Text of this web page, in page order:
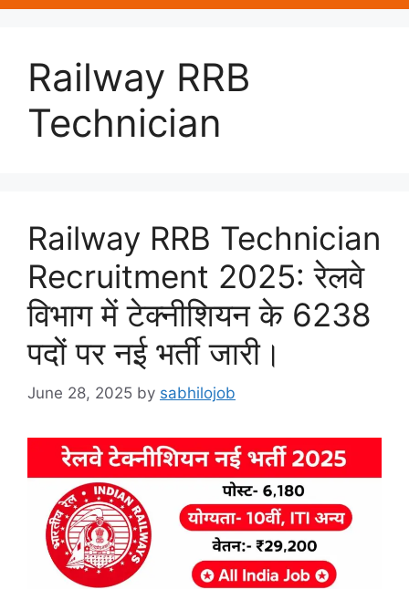
Railway RRB
Technician
Railway RRB Technician
Recruitment 2025: रेलवे
विभाग में टेक्नीशियन के 6238
पदों पर नई भर्ती जारी।
June 28, 2025 by sabhilojob